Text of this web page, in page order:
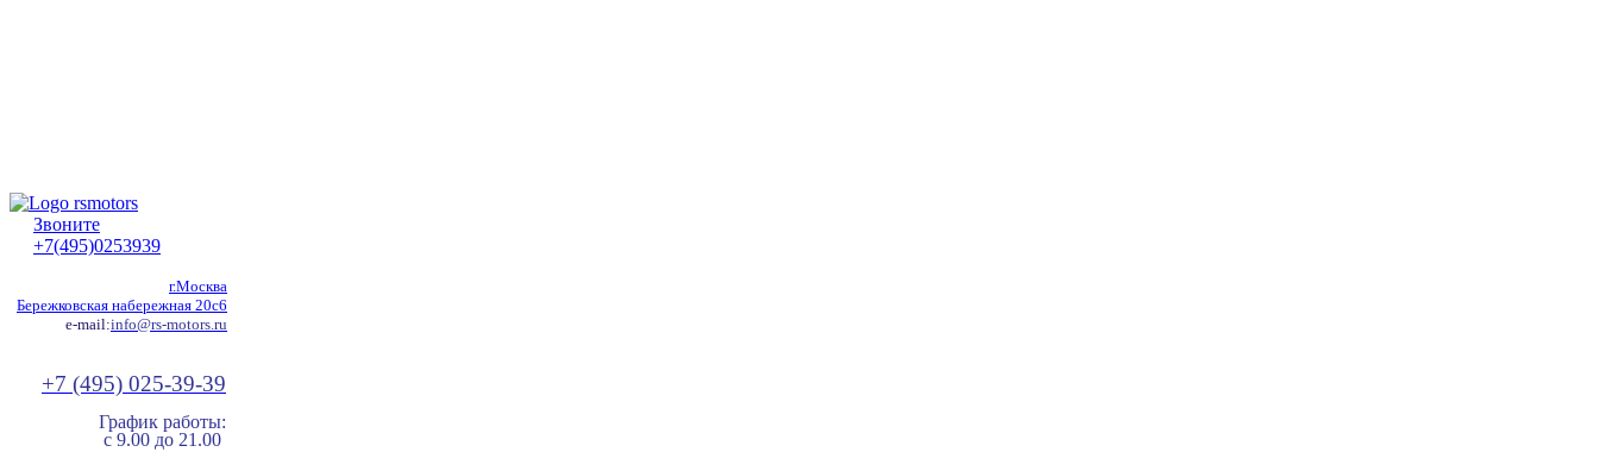
Звоните
+7(495)0253939
г.Москва
Бережковская набережная 20с6
e-mail:info@rs-motors.ru
+7 (495) 025-39-39
График работы:
с 9.00 до 21.00